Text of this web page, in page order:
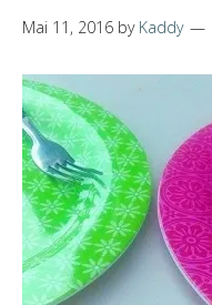
Mai 11, 2016 by Kaddy